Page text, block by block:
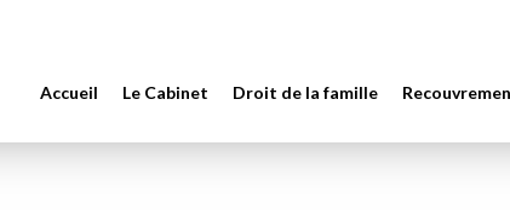
Accueil Le Cabinet Droit de la famille